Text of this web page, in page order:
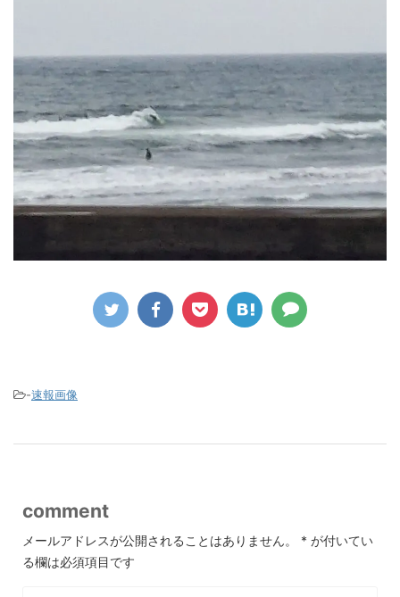
-速報画像
comment
メールアドレスが公開されることはありません。 * が付いてい
る欄は必須項目です